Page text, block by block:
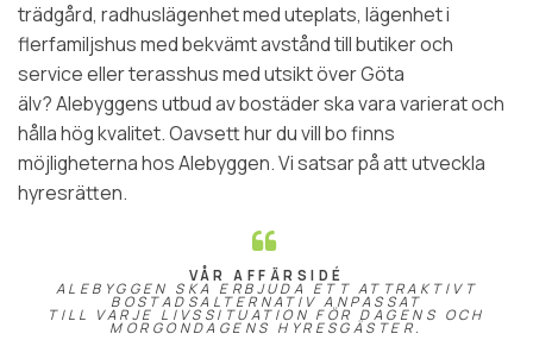
trädgård, radhuslägenhet med uteplats, lägenhet i
flerfamiljshus med bekvämt avstånd till butiker och
service eller terasshus med utsikt över Göta
älv? Alebyggens utbud av bostäder ska vara varierat och
hålla hög kvalitet. Oavsett hur du vill bo finns
möjligheterna hos Alebyggen. Vi satsar på att utveckla
hyresrätten.
VÅR AFFÄRSIDÉ
ALEBYGGEN SKA ERBJUDA ETT ATTRAKTIVT
BOSTADSALTERNATIV ANPASSAT
TILL VARJE LIVSSITUATION FÖR DAGENS OCH
MORGONDAGENS HYRESGÄSTER.